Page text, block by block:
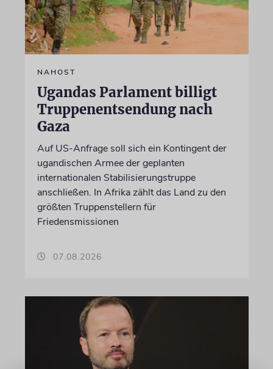
NAHOST
Ugandas Parlament billigt
Truppenentsendung nach
Gaza
Auf US-Anfrage soll sich ein Kontingent der
ugandischen Armee der geplanten
internationalen Stabilisierungstruppe
anschließen. In Afrika zählt das Land zu den
größten Truppenstellern für
Friedensmissionen
07.08.2026